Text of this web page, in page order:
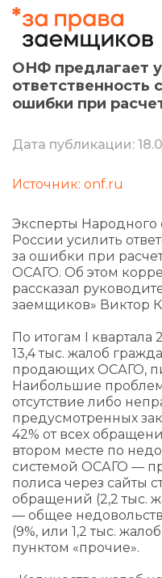
ОНФ предлагает
ответственность
ошибки при
Дата публикации:
Источник: onf.ru
Эксперты
России усилить
за ошибки при
ОСАГО. Об этом
рассказал
заемщиков» Виктор
По итогам I квартала
13,4 тыс. жалоб
продающих ОСАГО,
Наибольшие
отсутствие либо
предусмотренных
42% от всех
втором месте по
системой ОСАГО —
полиса через сайты
обращений (2,2 тыс.
— общее
(9%, или 1,2 тыс.
пунктом «прочие».